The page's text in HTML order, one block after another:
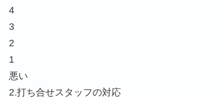
4
3
2
1
悪い
2.打ち合せスタッフの対応